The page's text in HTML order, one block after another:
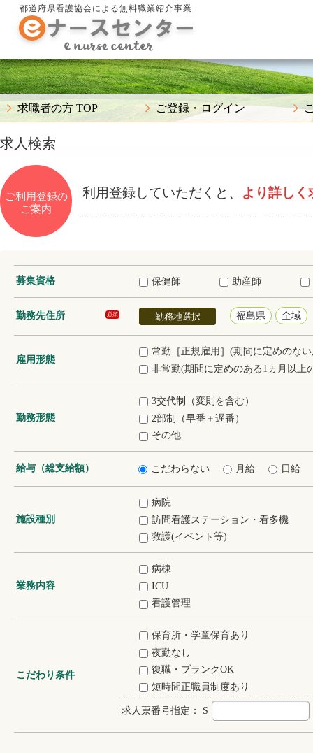
都道府県看護協会による無料職業紹介事業
求職者の方 TOP ご登録・ログイン
求人検索
ご利用登録の
ご案内
利用登録していただくと、 より詳しく
募集資格 保健師 助産師
勤務先住所 必須 勤務地選択 福島県 全域
雇用形態
常勤［正規雇用］(期間に定めのな
非常勤(期間に定めのある1ヵ月以上
勤務形態
3交代制（変則を含む）
2部制（早番＋遅番）
その他
給与（総支給額） こだわらない 月給 日給
施設種別
病院
訪問看護ステーション・看多機
救護(イベント等)
業務内容
病棟
ICU
看護管理
こだわり条件
保育所・学童保育あり
夜勤なし
復職・ブランクOK
短時間正職員制度あり
求人票番号指定： S